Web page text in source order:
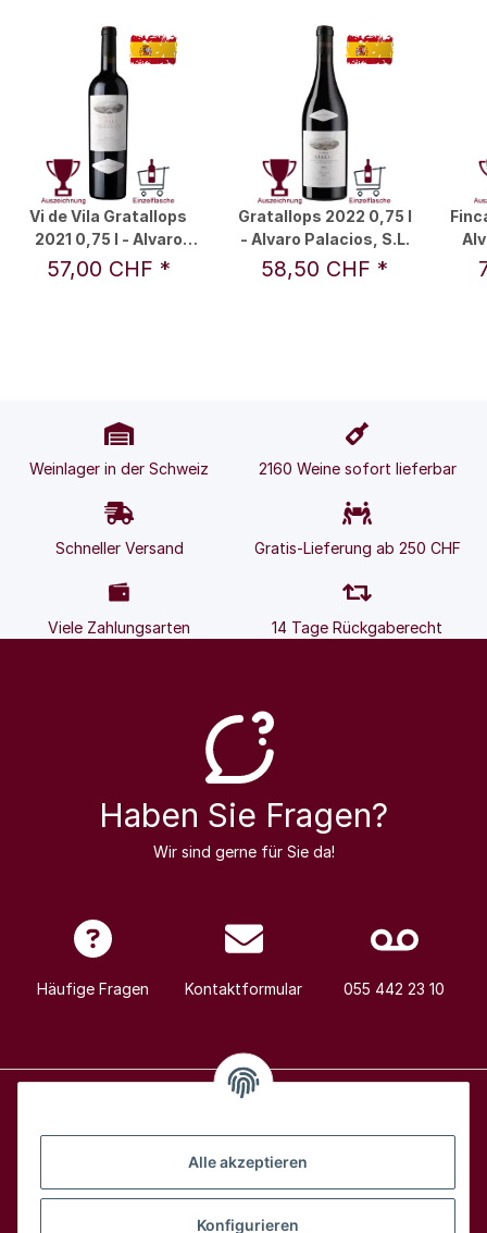
Alle akzeptieren
Konfigurieren
Vi de Vila Gratallops
2021 0,75 l - Alvaro
Palacios, S.L.
57,00 CHF *
Gratallops 2022 0,75 l
- Alvaro Palacios, S.L.
58,50 CHF *
Weinlager in der Schweiz 2160 Weine sofort lieferbar
Schneller Versand Gratis-Lieferung ab 250 CHF
Viele Zahlungsarten 14 Tage Rückgaberecht
Haben Sie Fragen?
Wir sind gerne für Sie da!
Häufige Fragen Kontaktformular 055 442 23 10